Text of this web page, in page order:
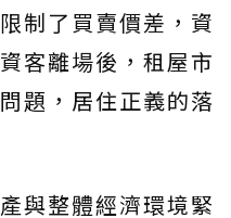
制了買賣價差，資
客離場後，租屋市
題，居住正義的落
與整體經濟環境緊